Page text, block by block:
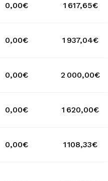
0,00€ 1 617,65€
0,00€ 1 937,04€
0,00€ 2 000,00€
0,00€ 1 620,00€
0,00€ 1 108,33€